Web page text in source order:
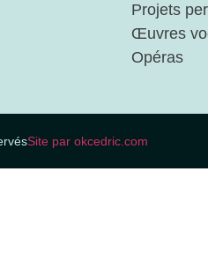
Projets
Œuvres
Opéras
Site par okcedric.com